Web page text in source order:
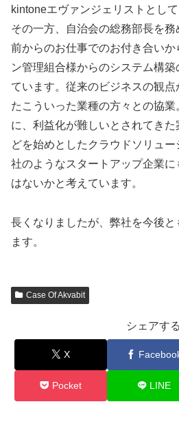
kintoneエヴァンジェリストとし
その一方、自治会の総務部長を
前からのお仕事でのお付き合い
ン管理組合様からのシステム構
ています。従来のビジネスの観
たこういった業種の方々との協
に、利益化が難しいとされてき
どを始めとしたクラウドソリュ
社のようなスタートアップ企業
はないかと考えています。
長くなりましたが、弊社を今後
ます。
Case Of Akvabit
シェアする
X
Pocket LINE